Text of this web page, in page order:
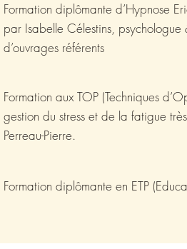
Formation diplômante d’Hypnose
par Isabelle Célestins,
d’ouvrages référents
Formation aux TOP (Techniques
gestion du stress et de la fatigue
Perreau-Pierre.
Formation diplômante en ETP